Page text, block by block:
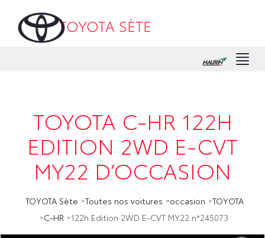
TOYOTA SÈTE
TOYOTA C-HR 122H
EDITION 2WD E-CVT
MY22 D’OCCASION
TOYOTA Sète Toutes nos voitures occasion
TOYOTA
C-HR
122h Edition 2WD E-CVT MY22 n°245073